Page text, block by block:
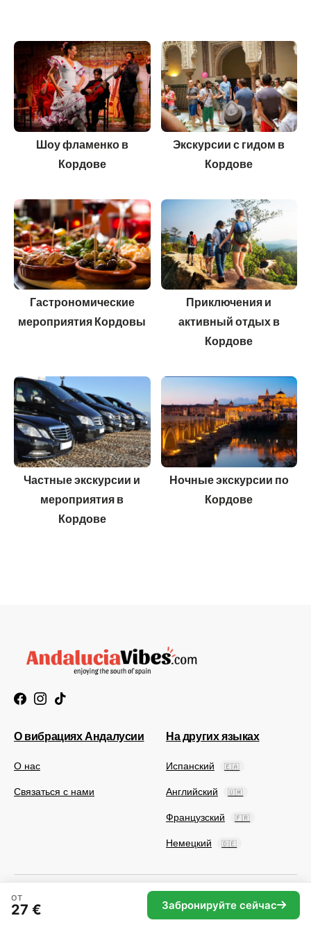
ОТ
27 € Забронируйте сейчас
Шоу фламенко в
Кордове
Экскурсии с гидом в
Кордове
Гастрономические
мероприятия Кордовы
Приключения и
активный отдых в
Кордове
Частные экскурсии и
мероприятия в
Кордове
Ночные экскурсии по
Кордове
О вибрациях Андалусии
О нас
Связаться с нами
На других языках
Испанский 🇪🇦
Английский 🇺🇲
Французский 🇫🇷
Немецкий 🇩🇪
© 2025 Andaluciavibes.com